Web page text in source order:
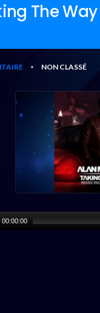
The
• NON CLASSÉ
00:00:00